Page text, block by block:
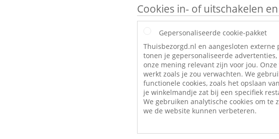
Cookies in- of uitschakelen
Gepersonaliseerde cookie-pakket
Thuisbezorgd.nl en aangesloten externe
tonen je gepersonaliseerde
onze mening relevant zijn voor jou. Onze
werkt zoals je zou verwachten. We
functionele cookies, zoals het opslaan
je winkelmandje zat bij een specifiek
We gebruiken analytische cookies om te
we de website kunnen verbeteren.